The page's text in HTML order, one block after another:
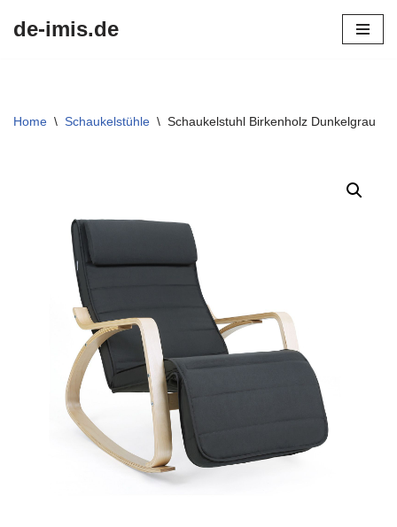
de-imis.de
Home \ Schaukelstühle \ Schaukelstuhl Birkenholz Dunkelgrau